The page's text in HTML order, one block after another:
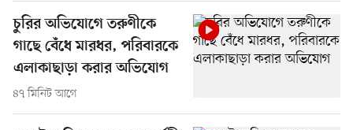
চুরির অভিযোগে তরুণীকে
গাছে বেঁধে মারধর, পরিবারকে
এলাকাছাড়া করার অভিযোগ
৪৭ মিনিট আগে